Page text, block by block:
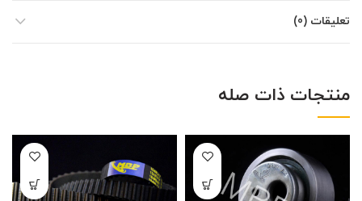
تعليقات (0)
منتجات ذات صله